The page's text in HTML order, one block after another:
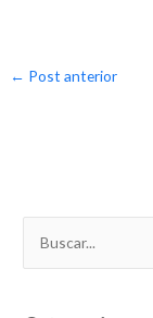
← Post anterior